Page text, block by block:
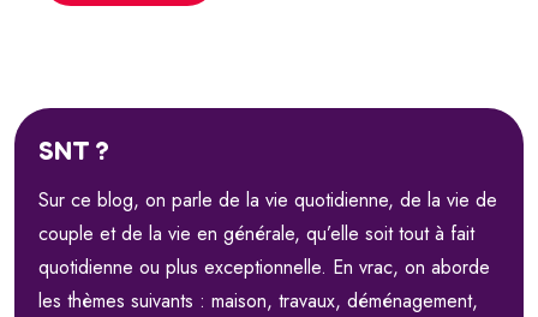
SNT ?
Sur ce blog, on parle de la vie quotidienne, de la vie de
couple et de la vie en générale, qu’elle soit tout à fait
quotidienne ou plus exceptionnelle. En vrac, on aborde
les thèmes suivants : maison, travaux, déménagement,